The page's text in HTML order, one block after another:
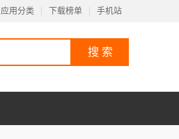
应用分类 下载榜单 手机站